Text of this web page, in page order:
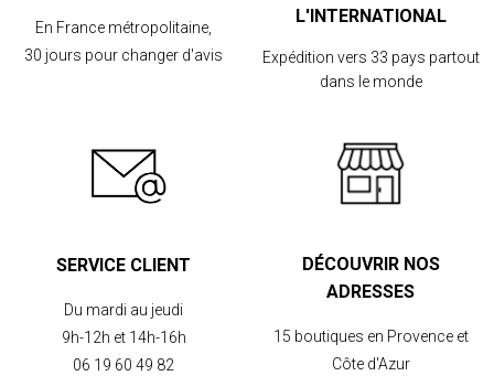
En France métropolitaine,
30 jours pour changer d'avis
L'INTERNATIONAL
Expédition vers 33 pays partout
dans le monde
SERVICE CLIENT
Du mardi au jeudi
9h-12h et 14h-16h
06 19 60 49 82
DÉCOUVRIR NOS
ADRESSES
15 boutiques en Provence et
Côte d'Azur